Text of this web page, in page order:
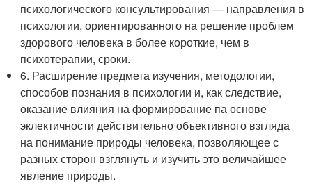
психологического консультирования — направления в
психологии, ориентированного на решение проблем
здорового человека в более короткие, чем в
психотерапии, сроки.
6. Расширение предмета изучения, методологии,
способов познания в психологии и, как следствие,
оказание влияния на формирование па основе
эклектичности действительно объективного взгляда
на понимание природы человека, позволяющее с
разных сторон взглянуть и изучить это величайшее
явление природы.